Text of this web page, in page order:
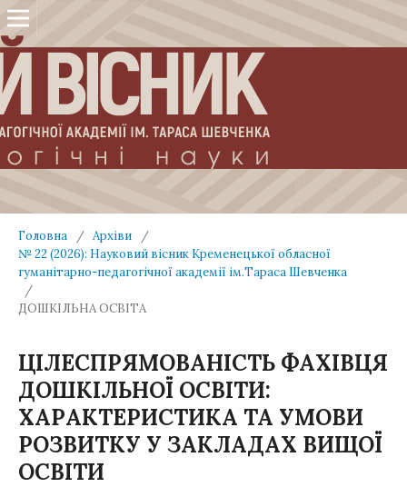
Головна / Архіви
/
№ 22 (2026): Науковий вісник Кременецької обласної
гуманітарно-педагогічної академії ім.Тараса Шевченка
/
ДОШКІЛЬНА ОСВІТА
ЦІЛЕСПРЯМОВАНІСТЬ ФАХІВЦЯ
ДОШКІЛЬНОЇ ОСВІТИ:
ХАРАКТЕРИСТИКА ТА УМОВИ
РОЗВИТКУ У ЗАКЛАДАХ ВИЩОЇ
ОСВІТИ